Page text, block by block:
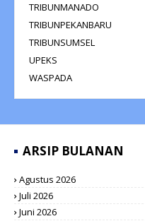
TRIBUNMANADO
TRIBUNPEKANBARU
TRIBUNSUMSEL
UPEKS
WASPADA
ARSIP BULANAN
Agustus 2026
Juli 2026
Juni 2026